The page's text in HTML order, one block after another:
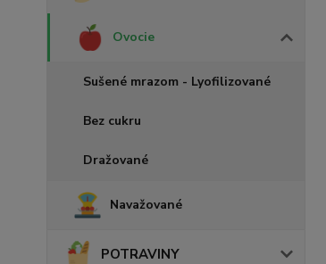
Ovocie
Sušené mrazom - Lyofilizované
Bez cukru
Dražované
Navažované
POTRAVINY